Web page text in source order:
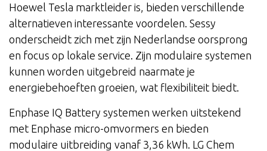
Hoewel Tesla marktleider is, bieden verschillende
alternatieven interessante voordelen. Sessy
onderscheidt zich met zijn Nederlandse oorsprong
en focus op lokale service. Zijn modulaire systemen
kunnen worden uitgebreid naarmate je
energiebehoeften groeien, wat flexibiliteit biedt.
Enphase IQ Battery systemen werken uitstekend
met Enphase micro-omvormers en bieden
modulaire uitbreiding vanaf 3,36 kWh. LG Chem